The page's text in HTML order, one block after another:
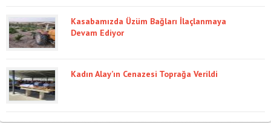
Kasabamızda Üzüm Bağları İlaçlanmaya
Devam Ediyor
Kadın Alay’ın Cenazesi Toprağa Verildi